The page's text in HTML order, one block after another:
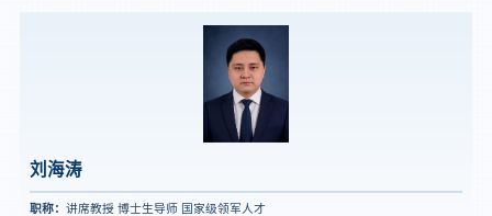
刘海涛
职称： 讲席教授 博士生导师 国家级领军人才